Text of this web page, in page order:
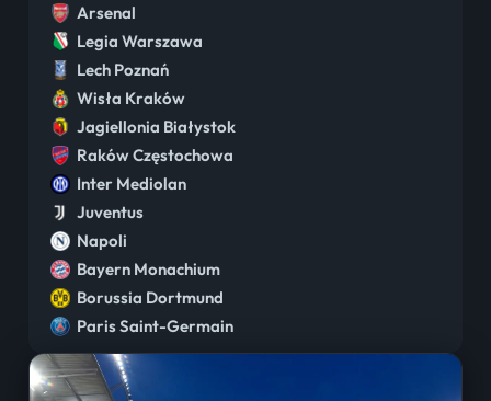
Arsenal
Legia Warszawa
Lech Poznań
Wisła Kraków
Jagiellonia Białystok
Raków Częstochowa
Inter Mediolan
Juventus
Napoli
Bayern Monachium
Borussia Dortmund
Paris Saint-Germain